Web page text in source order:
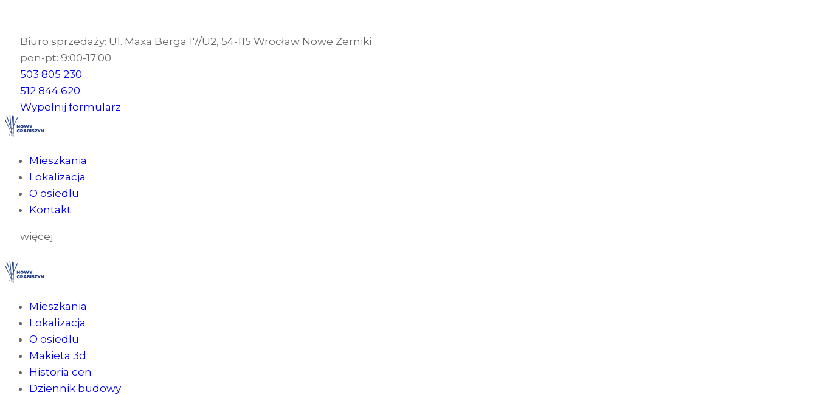
Biuro sprzedaży: Ul. Maxa Berga 17/U2, 54-115 Wrocław Nowe Żerniki
pon-pt: 9:00-17:00
503 805 230
512 844 620
Wypełnij formularz
Mieszkania
Lokalizacja
O osiedlu
Kontakt
więcej
Mieszkania
Lokalizacja
O osiedlu
Makieta 3d
Historia cen
Dziennik budowy